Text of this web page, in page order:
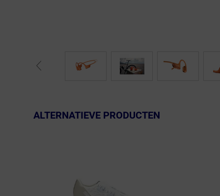
ALTERNATIEVE PRODUCTEN